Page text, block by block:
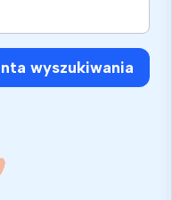
wyszukiwania